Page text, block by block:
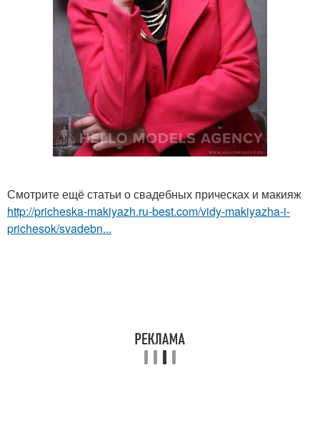
Смотрите ещё статьи о свадебных прическах и макияж
http://pricheska-makiyazh.ru-best.com/vidy-makiyazha-i-
prichesok/svadebn...